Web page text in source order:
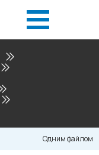
Одним файлом